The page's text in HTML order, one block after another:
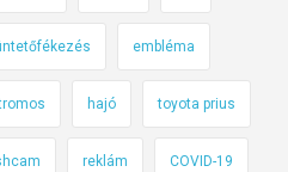
embléma
hajó toyota prius
reklám COVID-19